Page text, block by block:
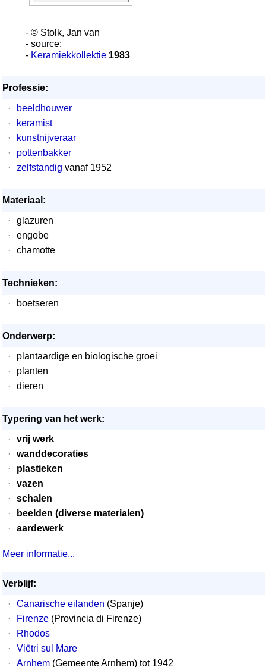
- © Stolk, Jan van
- source:
- Keramiekkollektie 1983
Professie:
·
beeldhouwer
·
keramist
·
kunstnijveraar
·
pottenbakker
·
zelfstandig vanaf 1952
Materiaal:
·
glazuren
·
engobe
·
chamotte
Technieken:
·
boetseren
Onderwerp:
·
plantaardige en biologische groei
·
planten
·
dieren
Typering van het werk:
·
vrij werk
·
wanddecoraties
·
plastieken
·
vazen
·
schalen
·
beelden (diverse materialen)
·
aardewerk
Meer informatie...
Verblijf:
·
Canarische eilanden (Spanje)
·
Firenze (Provincia di Firenze)
·
Rhodos
·
Viëtri sul Mare
·
Arnhem (Gemeente Arnhem) tot 1942